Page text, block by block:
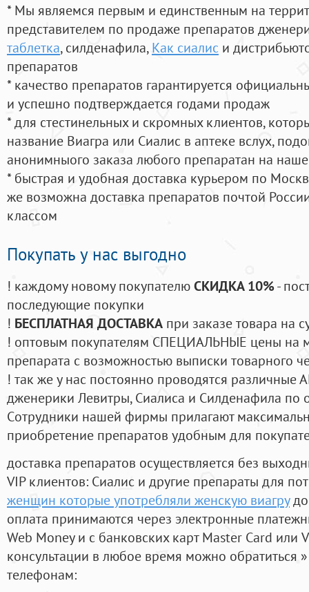
* Мы являемся первым и единственным на
представителем по продаже препаратов
таблетка, силденафила, Как сиалис и
препаратов
* качество препаратов гарантируется
и успешно подтверждается годами продаж
* для стестинельных и скромных клиентов,
название Виагра или Сиалис в аптеке вслух,
анонимныого заказа любого препаратан на
* быстрая и удобная доставка курьером по
же возможна доставка препаратов почтой
классом
Покупать у нас выгодно
! каждому новому покупателюСКИДКА 10%-
последующие покупки
! БЕСПЛАТНАЯ ДОСТАВКА при заказе товара на
! оптовым покупателям СПЕЦИАЛЬНЫЕ цены на
препарата с возможностью выписки товарного
! так же у нас постоянно проводятся
дженерики Левитры, Сиалиса и Силденафила по
Cотрудники нашей фирмы прилагают
приобретение препаратов удобным для
доставка препаратов осуществляется без
VIP клиентов: Сиалис и другие препараты для
женщин которые употребляли женскую виагру
оплата принимаются через электронные
Web Money и с банковских карт Master Card или
консультации в любое время можно обратиться
телефонам: